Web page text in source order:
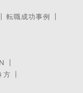
転職成功事例
方